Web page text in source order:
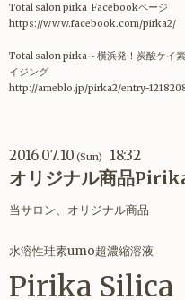
Total salon pirka Facebookページ
https://www.facebook.com/pirka2/
Total salon pirka～横浜発！炭酸ケイ
イジング
http://ameblo.jp/pirka2/entry-
2016.07.10 (Sun) 18:32
オリジナル商品
当サロン、オリジナル商品
水溶性珪素umo超濃縮溶液
Pirika Silica